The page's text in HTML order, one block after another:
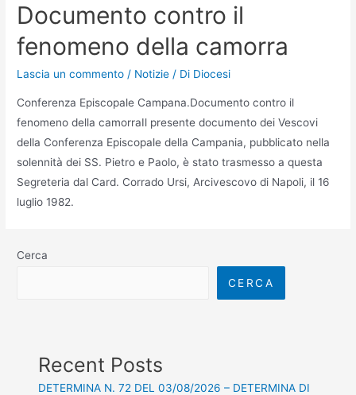
Documento contro il
fenomeno della camorra
Lascia un commento / Notizie / Di Diocesi
Conferenza Episcopale Campana.Documento contro il
fenomeno della camorraIl presente documento dei Vescovi
della Conferenza Episcopale della Campania, pubblicato nella
solennità dei SS. Pietro e Paolo, è stato trasmesso a questa
Segreteria dal Card. Corrado Ursi, Arcivescovo di Napoli, il 16
luglio 1982.
Cerca
CERCA
Recent Posts
DETERMINA N. 72 DEL 03/08/2026 – DETERMINA DI